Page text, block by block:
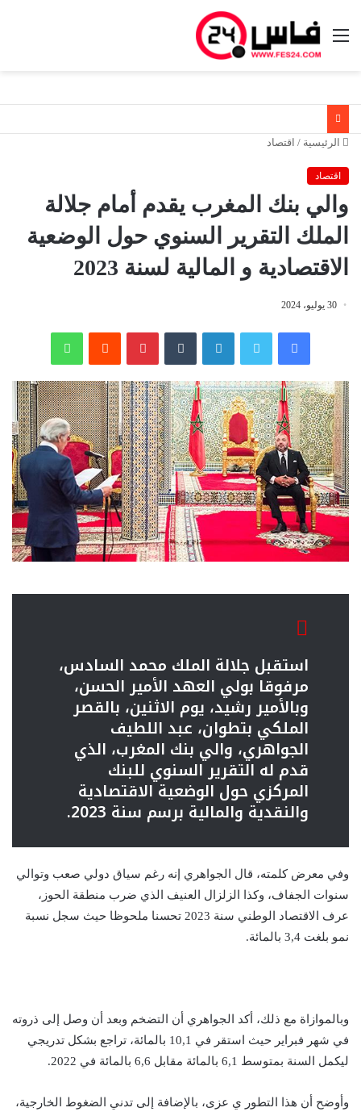
القائمة
الرئيسية / اقتصاد
اقتصاد
والي بنك المغرب يقدم أمام جلالة
الملك التقرير السنوي حول الوضعية
الاقتصادية و المالية لسنة 2023
30 يوليو، 2024
فيسبوك لينكدإن بينتيريست
استقبل جلالة الملك محمد السادس،
مرفوقا بولي العهد الأمير الحسن،
وبالأمير رشيد، يوم الاثنين، بالقصر
الملكي بتطوان، عبد اللطيف
الجواهري، والي بنك المغرب، الذي
قدم له التقرير السنوي للبنك
المركزي حول الوضعية الاقتصادية
والنقدية والمالية برسم سنة 2023.
وفي معرض كلمته، قال الجواهري إنه رغم سياق دولي صعب وتوالي
سنوات الجفاف، وكذا الزلزال العنيف الذي ضرب منطقة الحوز،
عرف الاقتصاد الوطني سنة 2023 تحسنا ملحوظا حيث سجل نسبة
نمو بلغت 3,4 بالمائة.
وبالموازاة مع ذلك، أكد الجواهري أن التضخم وبعد أن وصل إلى ذروته
في شهر فبراير حيث استقر في 10,1 بالمائة، تراجع بشكل تدريجي
ليكمل السنة بمتوسط 6,1 بالمائة مقابل 6,6 بالمائة في 2022.
وأوضح أن هذا التطور ي عزى، بالإضافة إلى تدني الضغوط الخارجية،